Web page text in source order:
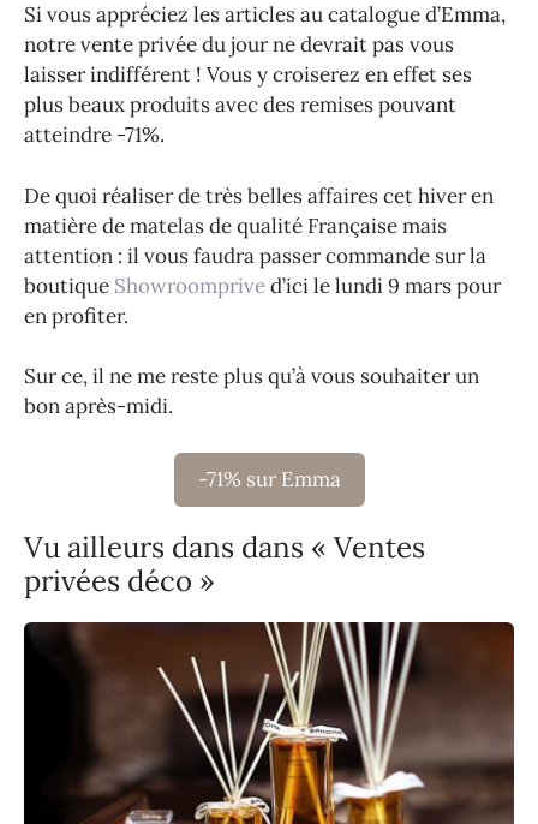
Si vous appréciez les articles au catalogue d’Emma,
notre vente privée du jour ne devrait pas vous
laisser indifférent ! Vous y croiserez en effet ses
plus beaux produits avec des remises pouvant
atteindre -71%.
De quoi réaliser de très belles affaires cet hiver en
matière de matelas de qualité Française mais
attention : il vous faudra passer commande sur la
boutique Showroomprived’ici le lundi 9 mars pour
en profiter.
Sur ce, il ne me reste plus qu’à vous souhaiter un
bon après-midi.
-71% sur Emma
Vu ailleurs dans dans « Ventes
privées déco »